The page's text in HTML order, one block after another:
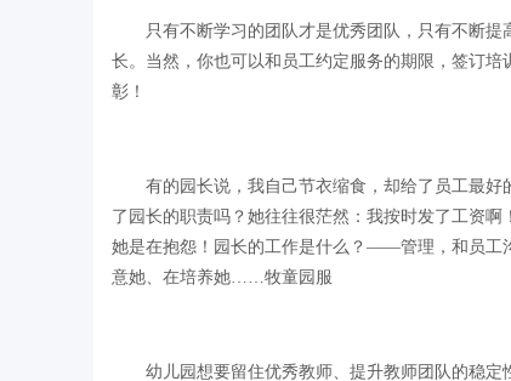
只有不断学习的团队才是优秀团队，只有不断
长。当然，你也可以和员工约定服务的期限，签订
彰！
有的园长说，我自己节衣缩食，却给了员工最
了园长的职责吗？她往往很茫然：我按时发了工资
她是在抱怨！园长的工作是什么？——管理，和员工
意她、在培养她……牧童园服
幼儿园想要留住优秀教师、提升教师团队的稳定